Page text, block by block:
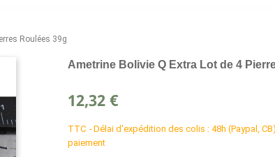
Roulées 39g
Ametrine Bolivie Q Extra Lot de 4
12,32 €
TTC
Délai d'expédition des colis : 48h (Paypal,
paiement